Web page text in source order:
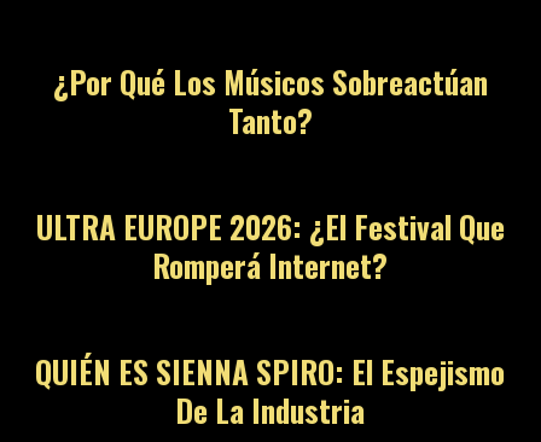
¿Por Qué Los Músicos Sobreactúan
Tanto?
ULTRA EUROPE 2026: ¿El Festival Que
Romperá Internet?
QUIÉN ES SIENNA SPIRO: El Espejismo
De La Industria